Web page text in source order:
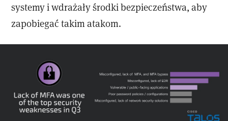
systemy i wdrażały środki bezpieczeństwa, aby
zapobiegać takim atakom.